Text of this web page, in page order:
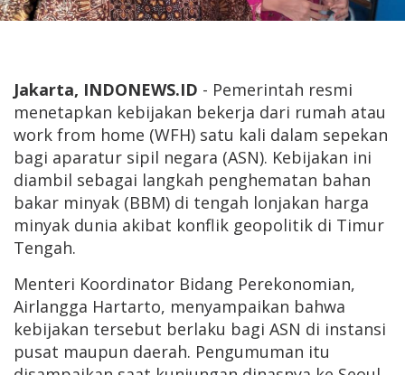
Jakarta, INDONEWS.ID - Pemerintah resmi
menetapkan kebijakan bekerja dari rumah atau
work from home (WFH) satu kali dalam sepekan
bagi aparatur sipil negara (ASN). Kebijakan ini
diambil sebagai langkah penghematan bahan
bakar minyak (BBM) di tengah lonjakan harga
minyak dunia akibat konflik geopolitik di Timur
Tengah.
Menteri Koordinator Bidang Perekonomian,
Airlangga Hartarto, menyampaikan bahwa
kebijakan tersebut berlaku bagi ASN di instansi
pusat maupun daerah. Pengumuman itu